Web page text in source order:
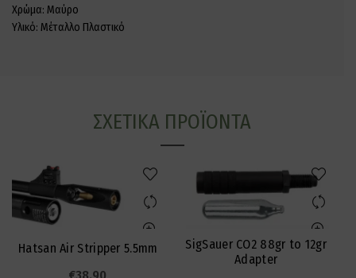
Χρώμα: Μαύρο
Υλικό: Μέταλλο Πλαστικό
ΣΧΕΤΙΚΆ ΠΡΟΪΌΝΤΑ
Hatsan Air Stripper 5.5mm
SigSauer CO2 88gr to 12gr
Adapter